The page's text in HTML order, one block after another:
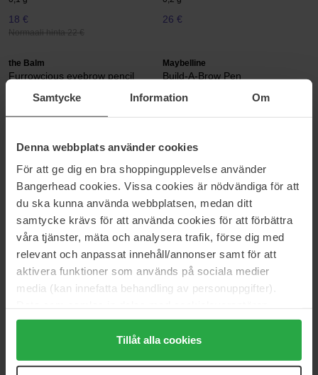
Samtycke Information Om
Denna webbplats använder cookies
För att ge dig en bra shoppingupplevelse använder
Bangerhead cookies. Vissa cookies är nödvändiga för att
du ska kunna använda webbplatsen, medan ditt
samtycke krävs för att använda cookies för att förbättra
våra tjänster, mäta och analysera trafik, förse dig med
relevant och anpassat innehåll/annonser samt för att
aktivera funktioner som används på sociala medier
media (kan innefatta behandling av personuppgifter).
Genom att trycka på "Tillåt alla cookies" accepterar du
alla cookies, medan du under "Detaljer" kan anpassa
användningen av cookies. Du kan när som helst återkalla
Tillåt alla cookies
18 €
Normaali hinta 22 €
26 €
the Balm
Furrowcious eyebrow pencil
Maybelline
Build-A-Brow Pen
17 €
Clear Eyebrow Fixing Gel
3 ml
25 €
Normaali hinta
28 €
Loppu varastosta
Eye Protection Papers
1 pcs
9 €
Normaali hinta 9 €
Brow Fast Sculpt
3,5 ml
Normaali hinta 13 €
Oxidant 3% Liquid
100 ml
Normaali hinta 9 €
Longwear Eyebrow Definer Perfect Eyebrows